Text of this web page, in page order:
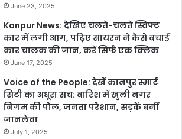
June 23, 2025
Kanpur News: देखिए चलते-चलते स्विफ्ट
कार में लगी आग, पढ़िए सायरन ने कैसे बचाई
कार चालक की जान, करें सिर्फ एक क्लिक
June 17, 2025
Voice of the People: देखें कानपुर स्मार्ट
सिटी का अधूरा सच: बारिश में खुली नगर
निगम की पोल, जनता परेशान, सड़कें बनीं
जानलेवा
July 1, 2025